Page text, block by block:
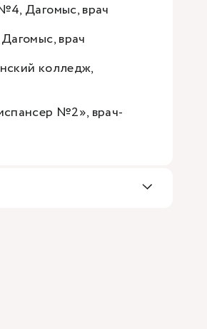
Дагомыс, врач
врач
колледж,
№2», врач-